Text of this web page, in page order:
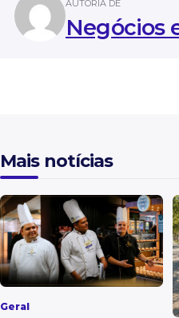
AUTORIA DE
Negócios
Mais notícias
Geral